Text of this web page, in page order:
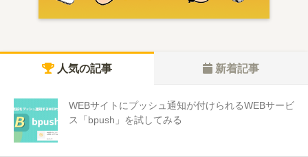
人気の記事 新着記事
WEBサイトにプッシュ通知が付けられるWEBサービ
ス「bpush」を試してみる